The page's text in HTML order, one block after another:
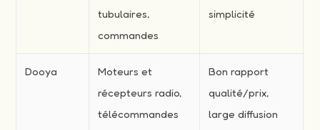
tubulaires,
commandes
simplicité
Dooya
Moteurs et
récepteurs radio,
télécommandes
Bon rapport
qualité/prix,
large diffusion